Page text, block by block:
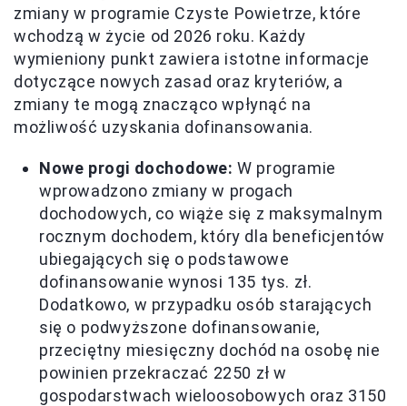
zmiany w programie Czyste Powietrze, które
wchodzą w życie od 2026 roku. Każdy
wymieniony punkt zawiera istotne informacje
dotyczące nowych zasad oraz kryteriów, a
zmiany te mogą znacząco wpłynąć na
możliwość uzyskania dofinansowania.
Nowe progi dochodowe: W programie
wprowadzono zmiany w progach
dochodowych, co wiąże się z maksymalnym
rocznym dochodem, który dla beneficjentów
ubiegających się o podstawowe
dofinansowanie wynosi 135 tys. zł.
Dodatkowo, w przypadku osób starających
się o podwyższone dofinansowanie,
przeciętny miesięczny dochód na osobę nie
powinien przekraczać 2250 zł w
gospodarstwach wieloosobowych oraz 3150